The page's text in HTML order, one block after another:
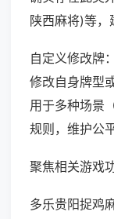
陕西麻将)等，
自定义修改牌
修改自身牌型
用于多种场景
规则，维护公
聚焦相关游戏
多乐贵阳捉鸡